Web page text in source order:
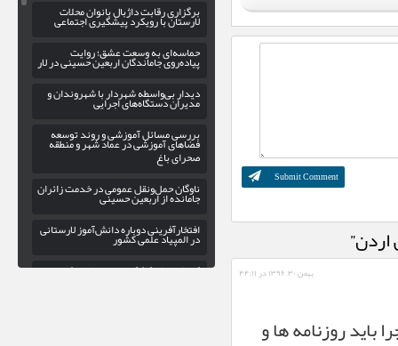
بهمن ۳۰, ۱۳۹۶ در ۴۴:۱۱
باید روزنامه ها و
برگزاری رقابت داژبال بانوان محلات
لارستان با رویکرد پیشگیری اجتماعی
حماسه‌ای به وسعت عشق؛ روایت
پیاده‌روی جاماندگان اربعین حسینی در لار
دیدار بی‌واسطه شهردار با شهروندان و
مدیران دستگاه‌های اجرایی
بررسی مسائل آموزشی و روند توسعه
فضاهای آموزشی در عماد شهر و منطقه
صحرای باغ
ناوگان حمل‌ونقل عمومی در خدمت زائران
جامانده از اربعین حسینی
افتخارآفرینی دوباره دانش‌آموز لارستانی
در المپیاد علمی کشور
کاروانسرای کشکویه؛ بازخوانی یک